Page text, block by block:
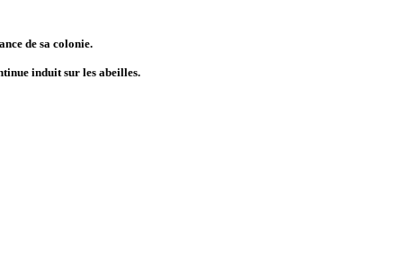
de sa colonie.
induit sur les abeilles.